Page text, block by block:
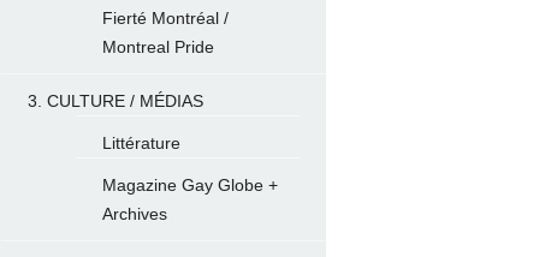
Fierté Montréal /
Montreal Pride
3. CULTURE / MÉDIAS
Littérature
Magazine Gay Globe +
Archives